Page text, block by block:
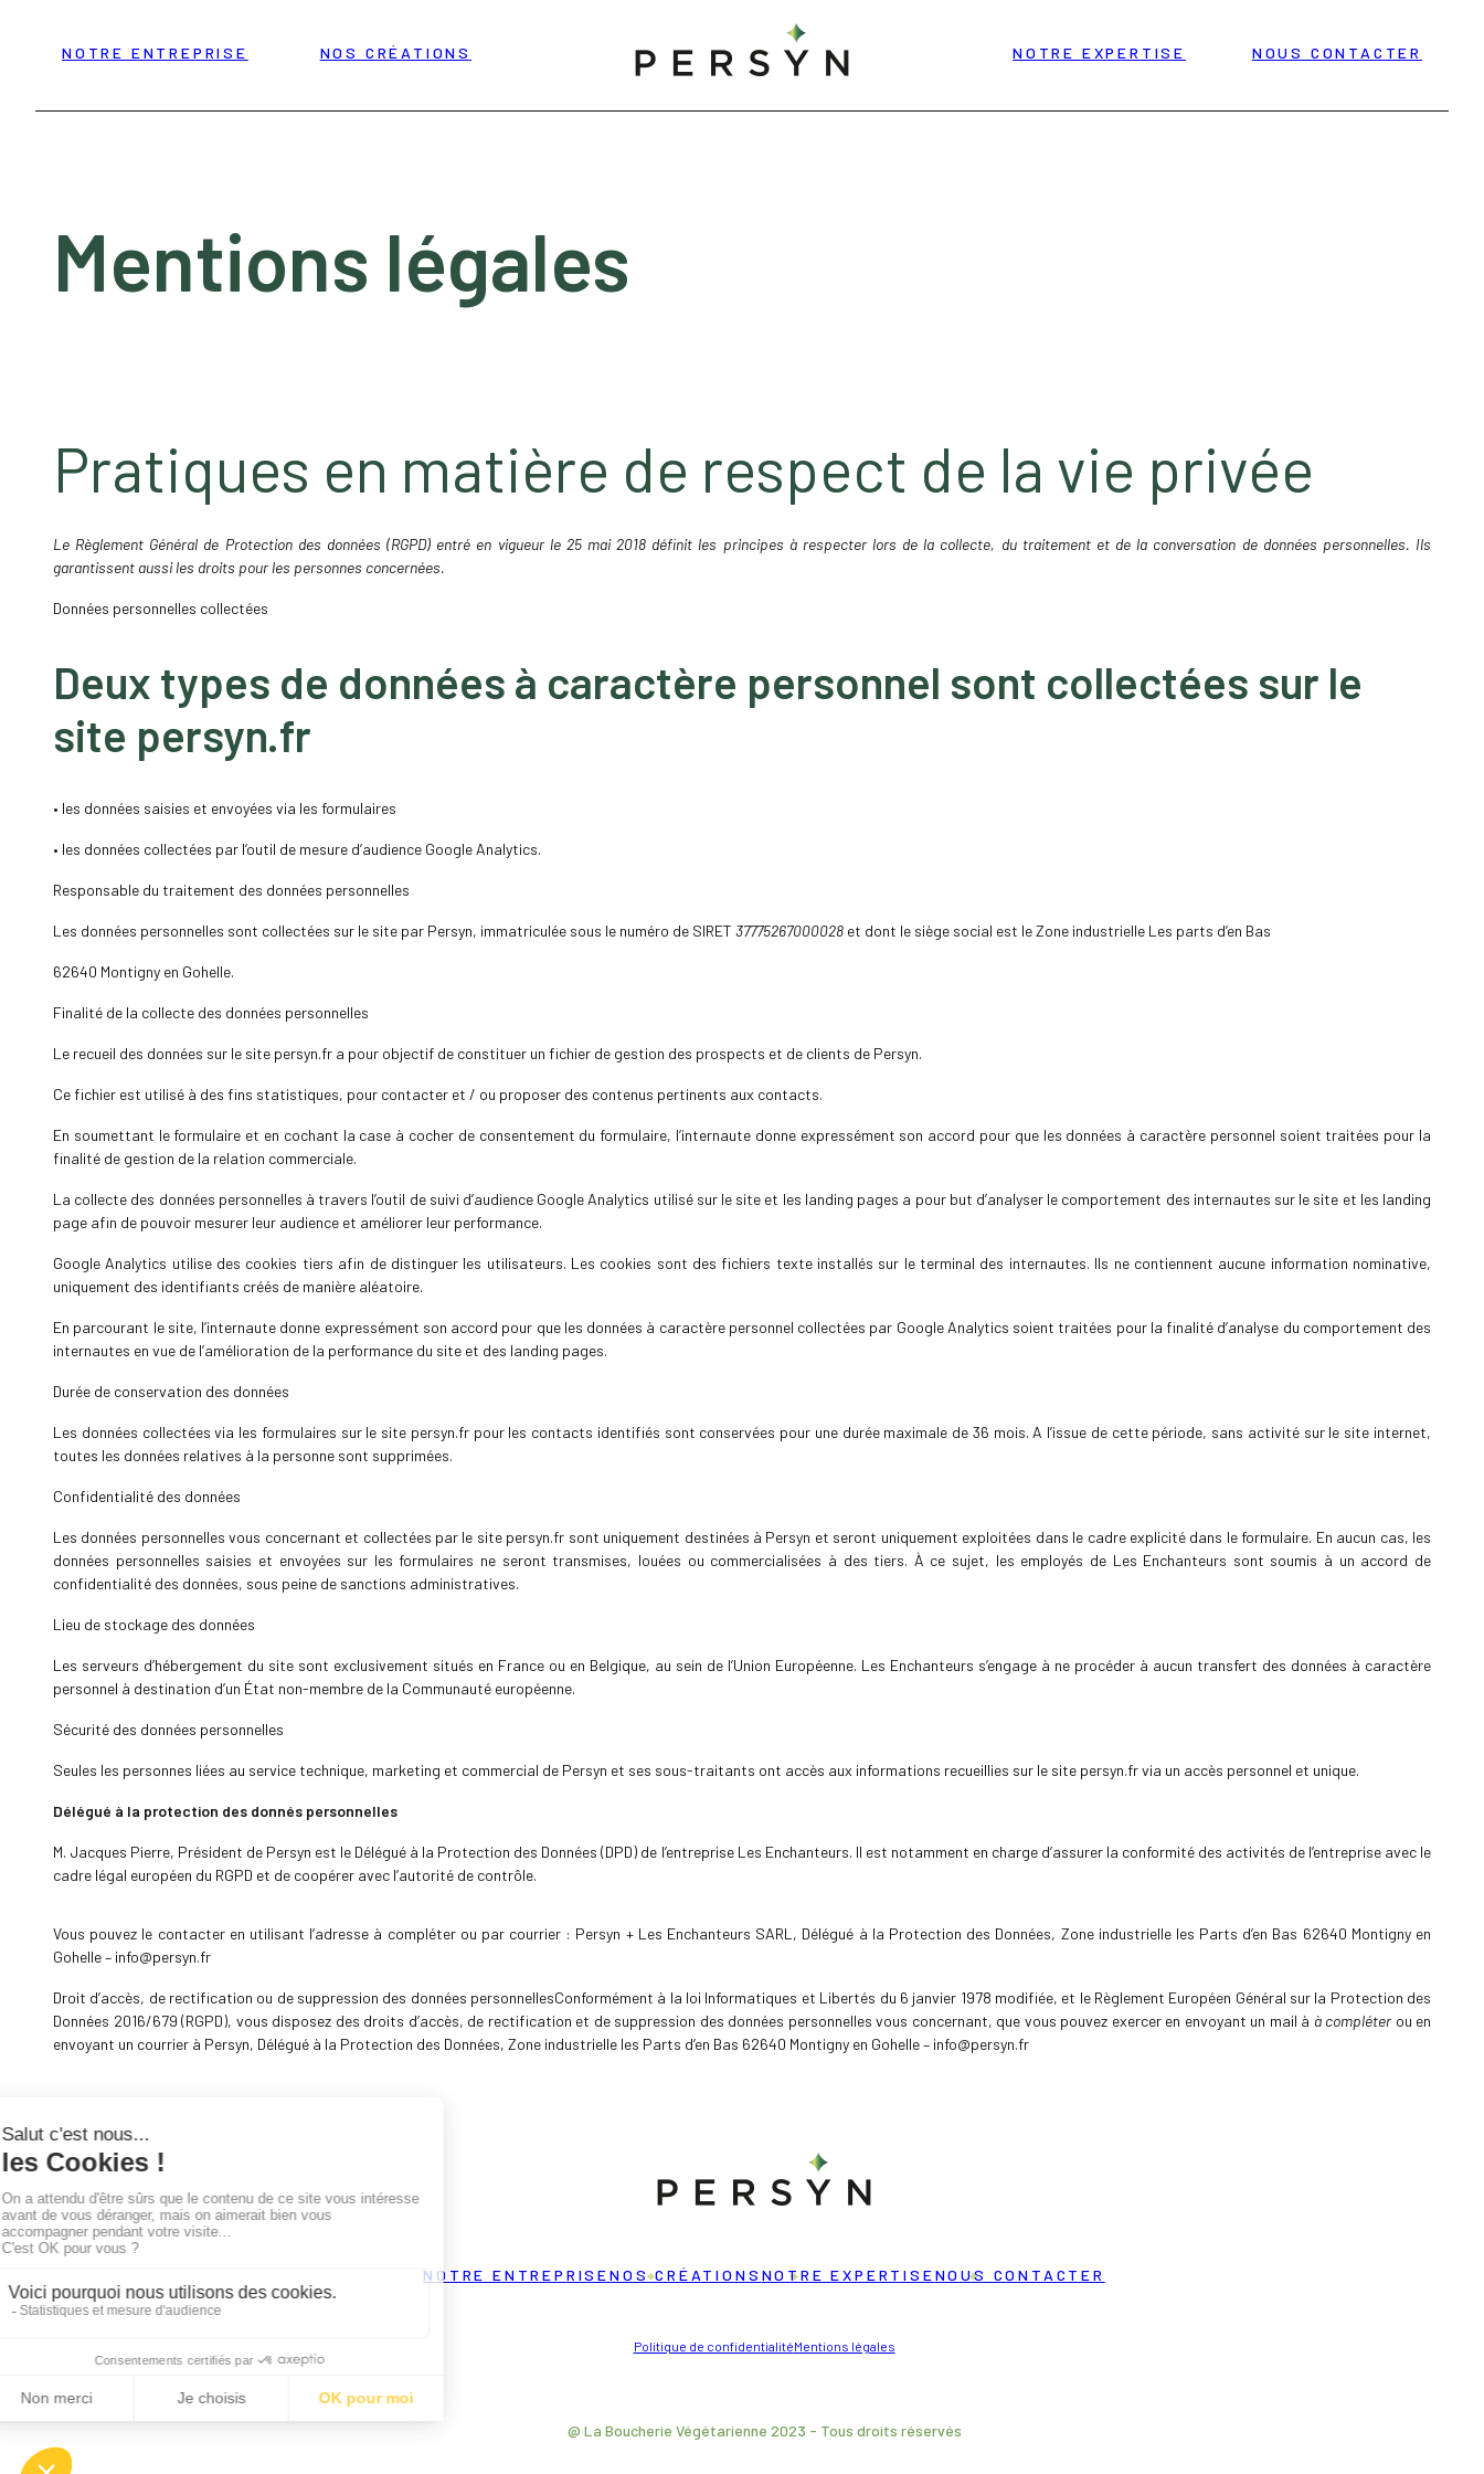
NOTRE ENTREPRISE NOS CRÉATIONS NOTRE EXPERTISE NOUS CONTACTER
Mentions légales
Pratiques en matière de respect de la vie privée
Le Règlement Général de Protection des données (RGPD) entré en vigueur le 25 mai 2018 définit les principes à respecter lors de la collecte, du traitement et de la conversation de données personnelles. Ils
garantissent aussi les droits pour les personnes concernées.
Données personnelles collectées
Deux types de données à caractère personnel sont collectées sur le
site persyn.fr
• les données saisies et envoyées via les formulaires
• les données collectées par l’outil de mesure d’audience Google Analytics.
Responsable du traitement des données personnelles
Les données personnelles sont collectées sur le site par Persyn, immatriculée sous le numéro de SIRET 37775267000028 et dont le siège social est le Zone industrielle Les parts d’en Bas
62640 Montigny en Gohelle.
Finalité de la collecte des données personnelles
Le recueil des données sur le site persyn.fr a pour objectif de constituer un fichier de gestion des prospects et de clients de Persyn.
Ce fichier est utilisé à des fins statistiques, pour contacter et / ou proposer des contenus pertinents aux contacts.
En soumettant le formulaire et en cochant la case à cocher de consentement du formulaire, l’internaute donne expressément son accord pour que les données à caractère personnel soient traitées pour la
finalité de gestion de la relation commerciale.
La collecte des données personnelles à travers l’outil de suivi d’audience Google Analytics utilisé sur le site et les landing pages a pour but d’analyser le comportement des internautes sur le site et les landing
page afin de pouvoir mesurer leur audience et améliorer leur performance.
Google Analytics utilise des cookies tiers afin de distinguer les utilisateurs. Les cookies sont des fichiers texte installés sur le terminal des internautes. Ils ne contiennent aucune information nominative,
uniquement des identifiants créés de manière aléatoire.
En parcourant le site, l’internaute donne expressément son accord pour que les données à caractère personnel collectées par Google Analytics soient traitées pour la finalité d’analyse du comportement des
internautes en vue de l’amélioration de la performance du site et des landing pages.
Durée de conservation des données
Les données collectées via les formulaires sur le site persyn.fr pour les contacts identifiés sont conservées pour une durée maximale de 36 mois. A l’issue de cette période, sans activité sur le site internet,
toutes les données relatives à la personne sont supprimées.
Confidentialité des données
Les données personnelles vous concernant et collectées par le site persyn.fr sont uniquement destinées à Persyn et seront uniquement exploitées dans le cadre explicité dans le formulaire. En aucun cas, les
données personnelles saisies et envoyées sur les formulaires ne seront transmises, louées ou commercialisées à des tiers. À ce sujet, les employés de Les Enchanteurs sont soumis à un accord de
confidentialité des données, sous peine de sanctions administratives.
Lieu de stockage des données
Les serveurs d’hébergement du site sont exclusivement situés en France ou en Belgique, au sein de l’Union Européenne. Les Enchanteurs s’engage à ne procéder à aucun transfert des données à caractère
personnel à destination d’un État non-membre de la Communauté européenne.
Sécurité des données personnelles
Seules les personnes liées au service technique, marketing et commercial de Persyn et ses sous-traitants ont accès aux informations recueillies sur le site persyn.fr via un accès personnel et unique.
Délégué à la protection des donnés personnelles
M. Jacques Pierre, Président de Persyn est le Délégué à la Protection des Données (DPD) de l’entreprise Les Enchanteurs. Il est notamment en charge d’assurer la conformité des activités de l’entreprise avec le
cadre légal européen du RGPD et de coopérer avec l’autorité de contrôle.
Vous pouvez le contacter en utilisant l’adresse à compléter ou par courrier : Persyn + Les Enchanteurs SARL, Délégué à la Protection des Données, Zone industrielle les Parts d’en Bas 62640 Montigny en
Gohelle – info@persyn.fr
Droit d’accès, de rectification ou de suppression des données personnellesConformément à la loi Informatiques et Libertés du 6 janvier 1978 modifiée, et le Règlement Européen Général sur la Protection des
Données 2016/679 (RGPD), vous disposez des droits d’accès, de rectification et de suppression des données personnelles vous concernant, que vous pouvez exercer en envoyant un mail à à compléterou en
envoyant un courrier à Persyn, Délégué à la Protection des Données, Zone industrielle les Parts d’en Bas 62640 Montigny en Gohelle – info@persyn.fr
NOTRE ENTREPRISENOS CRÉATIONS NOTRE EXPERTISENOUS CONTACTER
Politique de confidentialitéMentions légales
@ La Boucherie Végétarienne 2023 - Tous droits réservés